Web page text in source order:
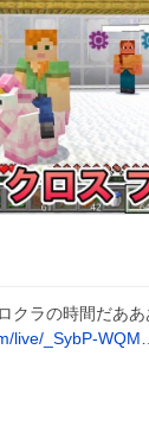
クラの時間だあ
live/_SybP-WQM…